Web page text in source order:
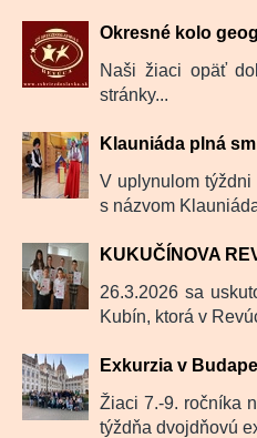
Okresné kolo
Naši žiaci opäť
stránky...
Klauniáda plná
V uplynulom
s názvom
KUKUČÍNOVA
26.3.2026 sa
Kubín, ktorá v
Exkurzia v
Žiaci 7.-9. ročníka
týždňa dvojdňovú